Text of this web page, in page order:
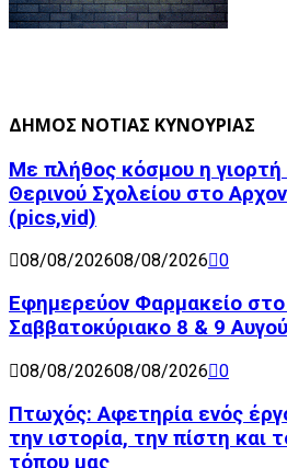
ΔΗΜΟΣ ΝΟΤΙΑΣ ΚΥΝΟΥΡΙΑΣ
Με πλήθος κόσμου η γιορτή
Θερινού Σχολείου στο
(pics,vid)
08/08/202608/08/2026 0
Εφημερεύον Φαρμακείο
Σαββατοκύριακο 8 & 9
08/08/202608/08/2026 0
Πτωχός: Αφετηρία ενός
την ιστορία, την πίστη και
τόπου μας